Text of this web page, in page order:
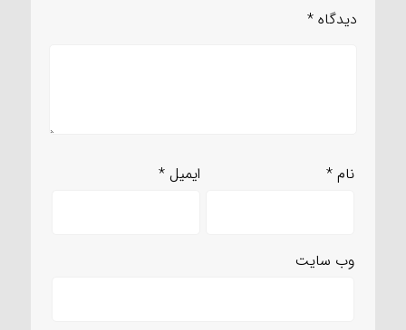
دیدگاه *
نام* ایمیل*
وب‌ سایت